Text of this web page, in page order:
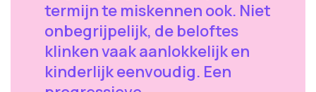
termijn te miskennen ook. Niet
onbegrijpelijk, de beloftes
klinken vaak aanlokkelijk en
kinderlijk eenvoudig. Een